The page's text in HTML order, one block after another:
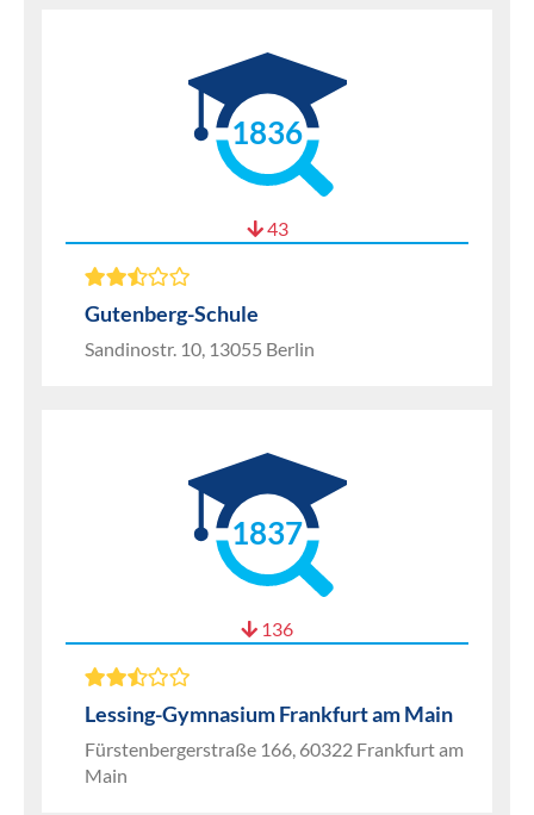
1836
43
Gutenberg-Schule
Sandinostr. 10, 13055 Berlin
1837
136
Lessing-Gymnasium Frankfurt am Main
Fürstenbergerstraße 166, 60322 Frankfurt am
Main